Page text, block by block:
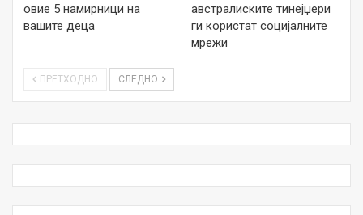
овие 5 намирници на
вашите деца
австралиските тинејџери
ги користат социјалните
мрежи
ПРЕТХОДНО СЛЕДНО